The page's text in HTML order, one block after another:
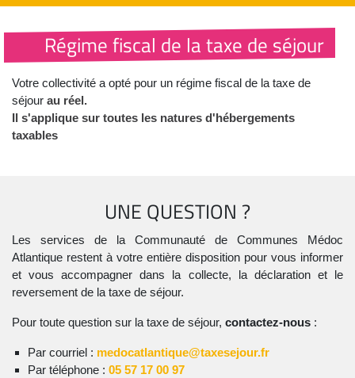
Régime fiscal de la taxe de séjour
Votre collectivité a opté pour un régime fiscal de la taxe de
séjour au réel.
Il s'applique sur toutes les natures d'hébergements
taxables
UNE QUESTION ?
Les services de la Communauté de Communes Médoc
Atlantique restent à votre entière disposition pour vous informer
et vous accompagner dans la collecte, la déclaration et le
reversement de la taxe de séjour.
Pour toute question sur la taxe de séjour, contactez-nous :
Par courriel : medocatlantique@taxesejour.fr
Par téléphone : 05 57 17 00 97